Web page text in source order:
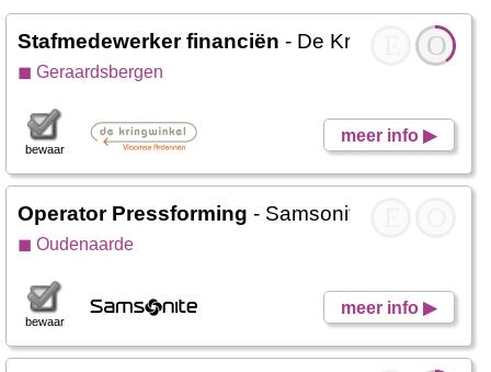
O
Stafmedewerker financiën - De Kringwinkel
◼ Geraardsbergen
meer info ▶
bewaar
Operator Pressforming - Samsonite
◼ Oudenaarde
meer info ▶
bewaar